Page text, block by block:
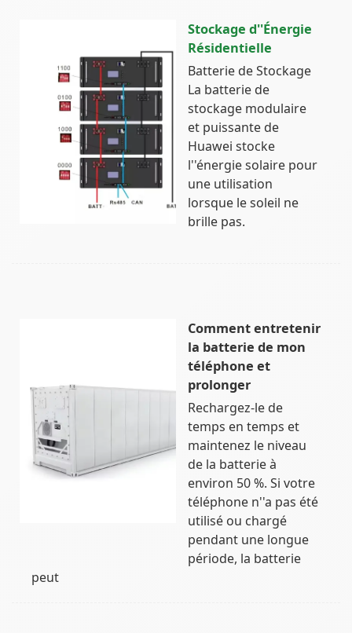
Stockage d''Énergie
Résidentielle
Batterie de Stockage
La batterie de
stockage modulaire
et puissante de
Huawei stocke
l''énergie solaire pour
une utilisation
lorsque le soleil ne
brille pas.
Comment entretenir
la batterie de mon
téléphone et
prolonger
Rechargez-le de
temps en temps et
maintenez le niveau
de la batterie à
environ 50 %. Si votre
téléphone n''a pas été
utilisé ou chargé
pendant une longue
période, la batterie
peut